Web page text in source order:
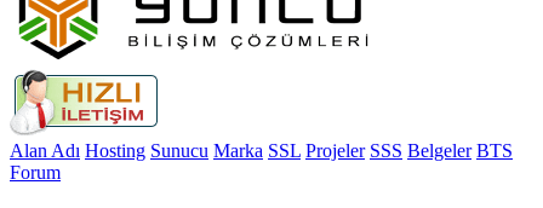
Alan Adı Hosting Sunucu Marka SSL Projeler SSS Belgeler BTS
Forum